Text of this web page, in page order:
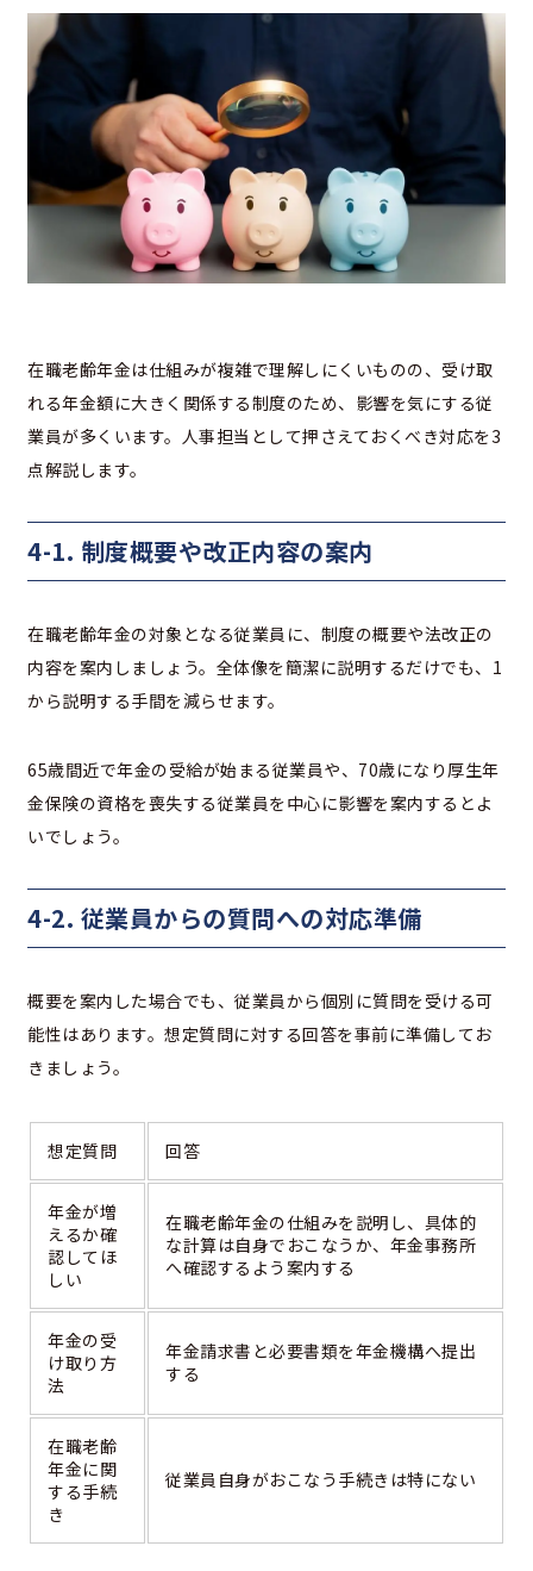
在職老齢年金は仕組みが複雑で理解しにくいものの、受け取
れる年金額に大きく関係する制度のため、影響を気にする従
業員が多くいます。人事担当として押さえておくべき対応を3
点解説します。
4-1. 制度概要や改正内容の案内
在職老齢年金の対象となる従業員に、制度の概要や法改正の
内容を案内しましょう。全体像を簡潔に説明するだけでも、1
から説明する手間を減らせます。
65歳間近で年金の受給が始まる従業員や、70歳になり厚生年
金保険の資格を喪失する従業員を中心に影響を案内するとよ
いでしょう。
4-2. 従業員からの質問への対応準備
概要を案内した場合でも、従業員から個別に質問を受ける可
能性はあります。想定質問に対する回答を事前に準備してお
きましょう。
想定質問 回答
年金が増
えるか確
認してほ
しい
在職老齢年金の仕組みを説明し、具体的
な計算は自身でおこなうか、年金事務所
へ確認するよう案内する
年金の受
け取り方
法
年金請求書と必要書類を年金機構へ提出
する
在職老齢
年金に関
する手続
き
従業員自身がおこなう手続きは特にない